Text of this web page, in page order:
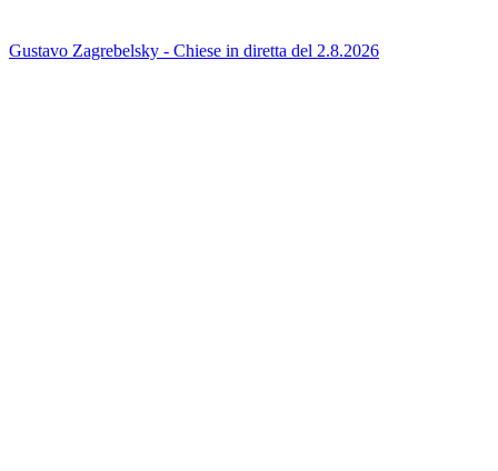
Gustavo Zagrebelsky - Chiese in diretta del 2.8.2026